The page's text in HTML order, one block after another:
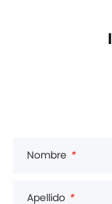
Nombre *
Apellido *